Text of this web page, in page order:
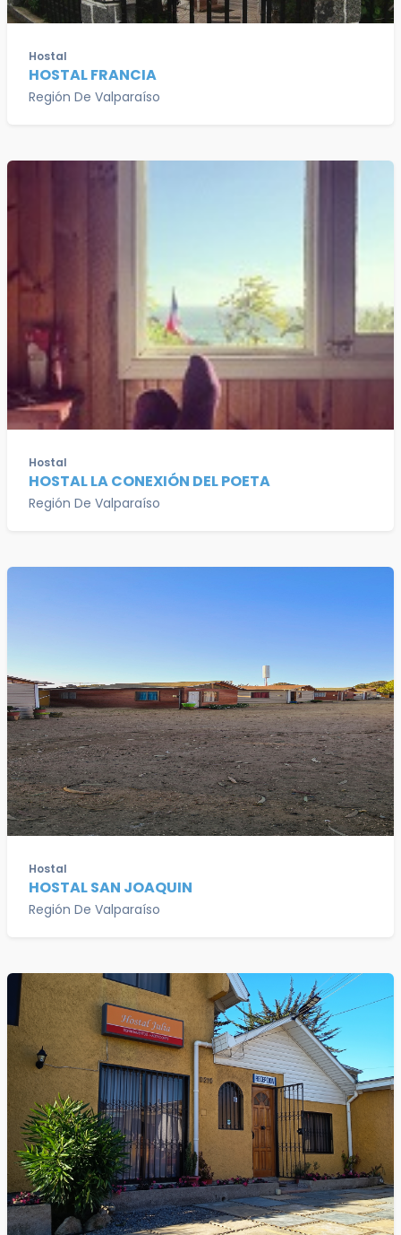
Hostal
HOSTAL FRANCIA
Región De Valparaíso
Hostal
HOSTAL LA CONEXIÓN DEL POETA
Región De Valparaíso
Hostal
HOSTAL SAN JOAQUIN
Región De Valparaíso